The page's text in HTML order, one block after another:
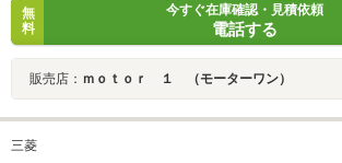
無
料
今すぐ在庫確認・見積依頼
電話する
販売店： ｍｏｔｏｒ １ （モーターワン）
三菱